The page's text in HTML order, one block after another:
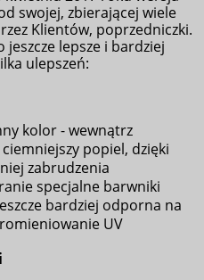
swojej, zbierającej wiele
Klientów, poprzedniczki.
lepsze i bardziej
ulepszeń:
kolor - wewnątrz
popiel, dzięki
zabrudzenia
specjalne barwniki
bardziej odporna na
UV